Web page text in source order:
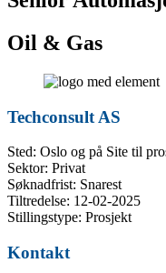
Oil & Gas
Techconsult AS
Sted: Oslo og på Site til
Sektor: Privat
Søknadfrist: Snarest
Tiltredelse: 12-02-2025
Stillingstype: Prosjekt
Kontakt